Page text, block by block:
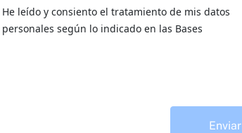
He leído y consiento el tratamiento de mis datos
personales según lo indicado en las Bases
Enviar